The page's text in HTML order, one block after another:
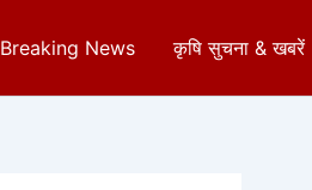
Breaking News कृषि सुचना & खबरें